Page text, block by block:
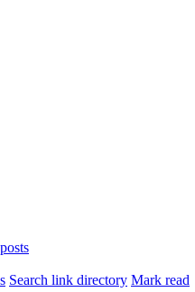
Search link directory Mark read